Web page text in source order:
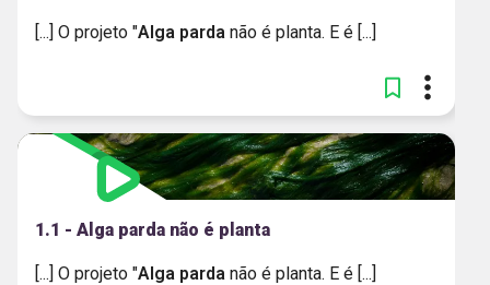
[...] O projeto "Alga parda não é planta. E é [...]
1.1 - Alga parda não é planta
[...] O projeto "Alga parda não é planta. E é [...]